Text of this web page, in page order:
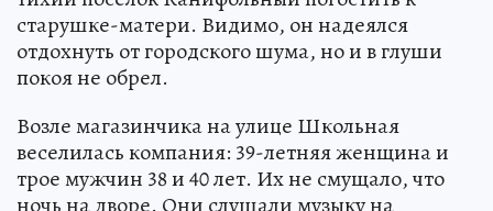
старушке-матери. Видимо, он надеялся
отдохнуть от городского шума, но и в глуши
покоя не обрел.
Возле магазинчика на улице Школьная
веселилась компания: 39-летняя женщина и
трое мужчин 38 и 40 лет. Их не смущало, что
ночь на дворе. Они слушали музыку на